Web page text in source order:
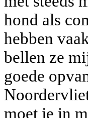
hond als
hebben
bellen ze
goede
moet je in